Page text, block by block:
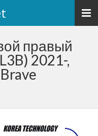
правый
2021-,